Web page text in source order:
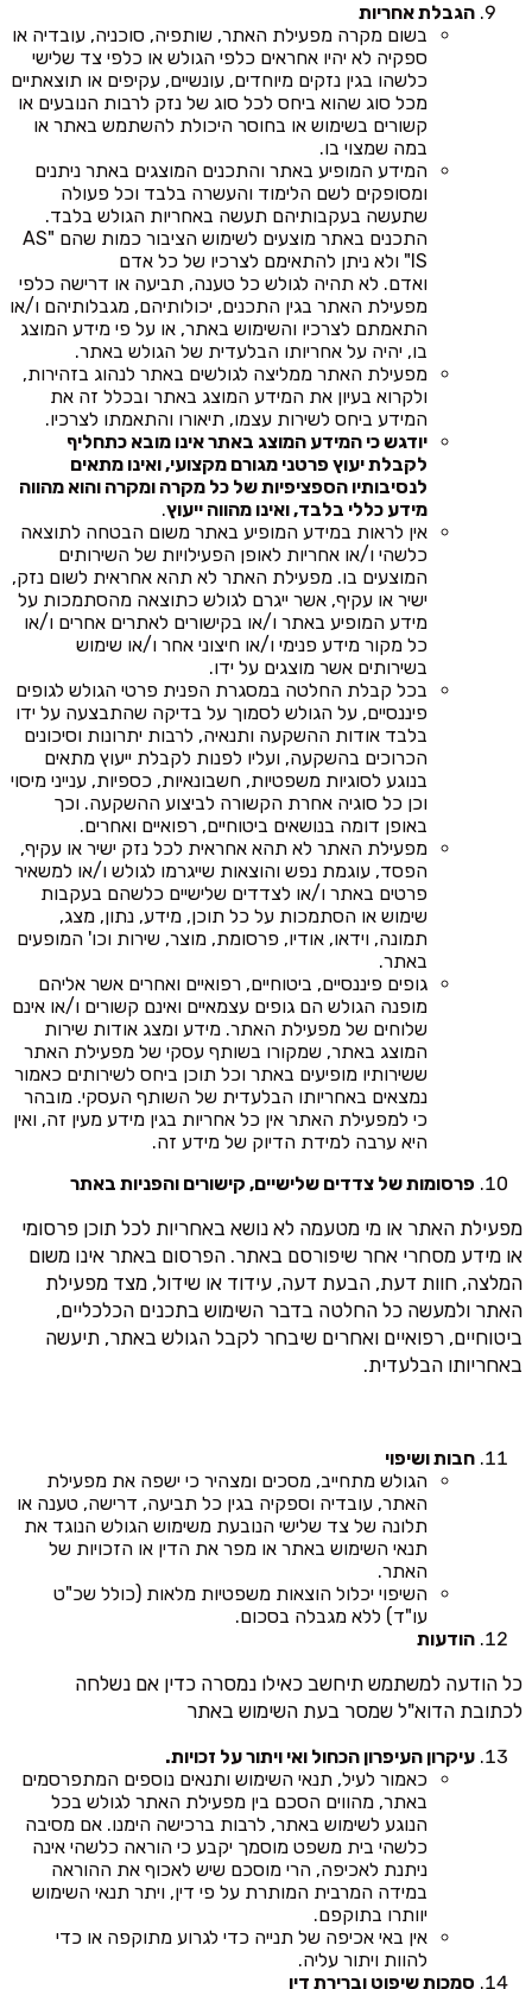
הגבלת אחריות
בשום מקרה מפעילת האתר, שותפיה, סוכניה, עובדיה או
ספקיה לא יהיו אחראים כלפי הגולש או כלפי צד שלישי
כלשהו בגין נזקים מיוחדים, עונשיים, עקיפים או תוצאתיים
מכל סוג שהוא ביחס לכל סוג של נזק לרבות הנובעים או
קשורים בשימוש או בחוסר היכולת להשתמש באתר או
במה שמצוי בו.
המידע המופיע באתר והתכנים המוצגים באתר ניתנים
ומסופקים לשם הלימוד והעשרה בלבד וכל פעולה
שתעשה בעקבותיהם תעשה באחריות הגולש בלבד.
התכנים באתר מוצעים לשימוש הציבור כמות שהם "AS
IS" ולא ניתן להתאימם לצרכיו של כל אדם
ואדם. לא תהיה לגולש כל טענה, תביעה או דרישה כלפי
מפעילת האתר בגין התכנים, יכולותיהם, מגבלותיהם ו/או
התאמתם לצרכיו והשימוש באתר, או על פי מידע המוצג
בו, יהיה על אחריותו הבלעדית של הגולש באתר.
מפעילת האתר ממליצה לגולשים באתר לנהוג בזהירות,
ולקרוא בעיון את המידע המוצג באתר ובכלל זה את
המידע ביחס לשירות עצמו, תיאורו והתאמתו לצרכיו.
יודגש כי המידע המוצג באתר אינו מובא כתחליף
לקבלת יעוץ פרטני מגורם מקצועי, ואינו מתאים
לנסיבותיו הספציפיות של כל מקרה ומקרה והוא מהווה
מידע כללי בלבד, ואינו מהווה ייעוץ.
אין לראות במידע המופיע באתר משום הבטחה לתוצאה
כלשהי ו/או אחריות לאופן הפעילויות של השירותים
המוצעים בו. מפעילת האתר לא תהא אחראית לשום נזק,
ישיר או עקיף, אשר ייגרם לגולש כתוצאה מהסתמכות על
מידע המופיע באתר ו/או בקישורים לאתרים אחרים ו/או
כל מקור מידע פנימי ו/או חיצוני אחר ו/או שימוש
בשירותים אשר מוצגים על ידו.
בכל קבלת החלטה במסגרת הפנית פרטי הגולש לגופים
פיננסיים, על הגולש לסמוך על בדיקה שהתבצעה על ידו
בלבד אודות ההשקעה ותנאיה, לרבות יתרונות וסיכונים
הכרוכים בהשקעה, ועליו לפנות לקבלת ייעוץ מתאים
בנוגע לסוגיות משפטיות, חשבונאיות, כספיות, ענייני מיסוי
וכן כל סוגיה אחרת הקשורה לביצוע ההשקעה. וכך
באופן דומה בנושאים ביטוחיים, רפואיים ואחרים.
מפעילת האתר לא תהא אחראית לכל נזק ישיר או עקיף,
הפסד, עוגמת נפש והוצאות שייגרמו לגולש ו/או למשאיר
פרטים באתר ו/או לצדדים שלישיים כלשהם בעקבות
שימוש או הסתמכות על כל תוכן, מידע, נתון, מצג,
תמונה, וידאו, אודיו, פרסומת, מוצר, שירות וכו' המופעים
באתר.
גופים פיננסיים, ביטוחיים, רפואיים ואחרים אשר אליהם
מופנה הגולש הם גופים עצמאיים ואינם קשורים ו/או אינם
שלוחים של מפעילת האתר. מידע ומצג אודות שירות
המוצג באתר, שמקורו בשותף עסקי של מפעילת האתר
ששירותיו מופיעים באתר וכל תוכן ביחס לשירותים כאמור
נמצאים באחריותו הבלעדית של השותף העסקי. מובהר
כי למפעילת האתר אין כל אחריות בגין מידע מעין זה, ואין
היא ערבה למידת הדיוק של מידע זה.
פרסומות של צדדים שלישיים, קישורים והפניות באתר
מפעילת האתר או מי מטעמה לא נושא באחריות לכל תוכן פרסומי
או מידע מסחרי אחר שיפורסם באתר. הפרסום באתר אינו משום
המלצה, חוות דעת, הבעת דעה, עידוד או שידול, מצד מפעילת
האתר ולמעשה כל החלטה בדבר השימוש בתכנים הכלכליים,
ביטוחיים, רפואיים ואחרים שיבחר לקבל הגולש באתר, תיעשה
באחריותו הבלעדית.
חבות ושיפוי
הגולש מתחייב, מסכים ומצהיר כי ישפה את מפעילת
האתר, עובדיה וספקיה בגין כל תביעה, דרישה, טענה או
תלונה של צד שלישי הנובעת משימוש הגולש הנוגד את
תנאי השימוש באתר או מפר את הדין או הזכויות של
האתר.
השיפוי יכלול הוצאות משפטיות מלאות (כולל שכ"ט
עו"ד) ללא מגבלה בסכום.
הודעות
כל הודעה למשתמש תיחשב כאילו נמסרה כדין אם נשלחה
לכתובת הדוא"ל שמסר בעת השימוש באתר
עיקרון העיפרון הכחול ואי ויתור על זכויות.
כאמור לעיל, תנאי השימוש ותנאים נוספים המתפרסמים
באתר, מהווים הסכם בין מפעילת האתר לגולש בכל
הנוגע לשימוש באתר, לרבות ברכישה הימנו. אם מסיבה
כלשהי בית משפט מוסמך יקבע כי הוראה כלשהי אינה
ניתנת לאכיפה, הרי מוסכם שיש לאכוף את ההוראה
במידה המרבית המותרת על פי דין, ויתר תנאי השימוש
יוותרו בתוקפם.
אין באי אכיפה של תנייה כדי לגרוע מתוקפה או כדי
להוות ויתור עליה.
סמכות שיפוט וברירת דין